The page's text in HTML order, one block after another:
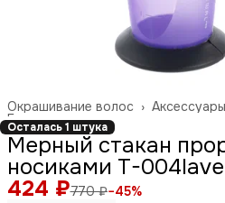
Окрашивание волос ›
Главная ›
Осталась 1 штука
Мерный стакан
носиками T-
424 ₽770 ₽−45%